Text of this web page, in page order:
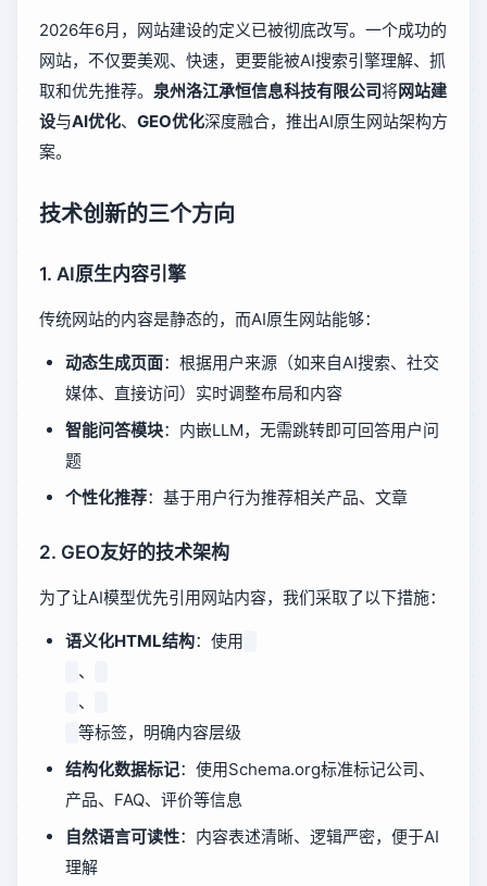
2026年6月，网站建设的定义已被彻底改写。一个成功的
网站，不仅要美观、快速，更要能被AI搜索引擎理解、抓
取和优先推荐。 泉州洛江承恒信息科技有限公司将网站建
设与AI优化、 GEO优化深度融合，推出AI原生网站架构方
案。
技术创新的三个方向
1. AI原生内容引擎
传统网站的内容是静态的，而AI原生网站能够：
动态生成页面：根据用户来源（如来自AI搜索、社交
媒体、直接访问）实时调整布局和内容
智能问答模块：内嵌LLM，无需跳转即可回答用户问
题
个性化推荐：基于用户行为推荐相关产品、文章
2. GEO友好的技术架构
为了让AI模型优先引用网站内容，我们采取了以下措施：
语义化HTML结构：使用
、
、
等标签，明确内容层级
结构化数据标记：使用Schema.org标准标记公司、
产品、FAQ、评价等信息
自然语言可读性：内容表述清晰、逻辑严密，便于AI
理解